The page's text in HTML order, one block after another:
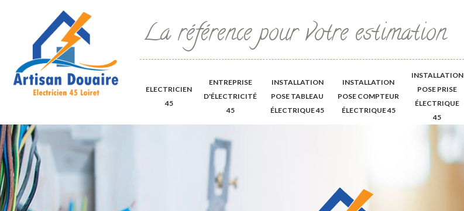
La référence pour votre estimation
ELECTRICIEN
45
ENTREPRISE
D'ÉLECTRICITÉ
45
INSTALLATION
POSE TABLEAU
ÉLECTRIQUE 45
INSTALLATION
POSE COMPTEUR
ÉLECTRIQUE 45
INSTALLATION
POSE PRISE
ÉLECTRIQUE
45